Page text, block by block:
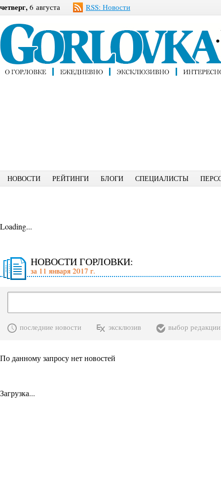
четверг, 6 августа RSS: Новости
НОВОСТИ РЕЙТИНГИ БЛОГИ СПЕЦИАЛИСТЫ
Loading...
НОВОСТИ ГОРЛОВКИ:
за 11 января 2017 г.
последние новости эксклюзив выбор редакции
По данному запросу нет новостей
Загрузка...